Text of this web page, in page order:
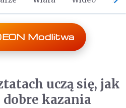
Modlitwa
uczą się, jak
kazania